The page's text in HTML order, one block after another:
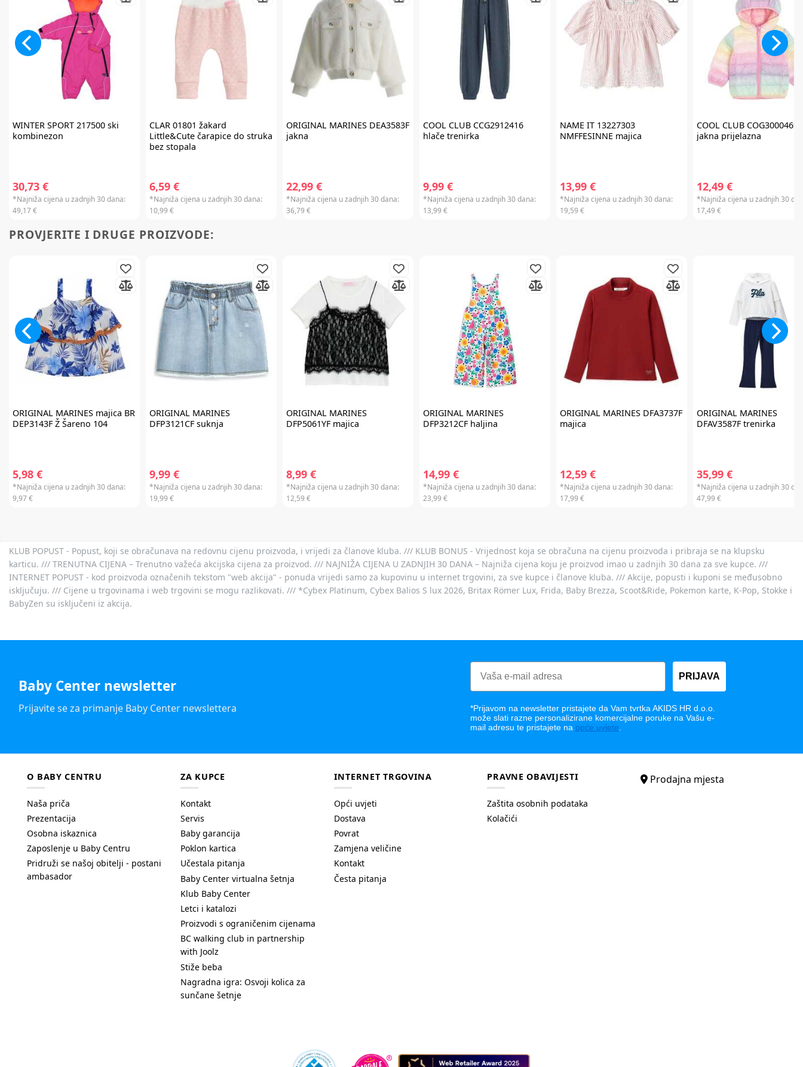
WINTER SPORT217500 ski
kombinezon
30,73 €
*Najniža cijena u zadnjih 30 dana:
49,17 €
CLAR 01801 žakard
Little&Cute čarapice do struka
bez stopala
6,59 €
*Najniža cijena u zadnjih 30 dana:
10,99 €
ORIGINAL MARINESDEA3583F
jakna
22,99 €
*Najniža cijena u zadnjih 30 dana:
36,79 €
COOL CLUBCCG2912416
hlače trenirka
9,99 €
*Najniža cijena u zadnjih 30 dana:
13,99 €
NAME IT13227303
NMFFESINNE majica
13,99 €
*Najniža cijena u zadnjih 30 dana:
19,59 €
COOL CLUB COG3000469
jakna prijelazna
12,49 €
*Najniža cijena u zadnjih 30
17,49 €
PROVJERITE I DRUGE PROIZVODE:
ORIGINAL MARINESmajica BR
DEP3143F Ž Šareno 104
5,98 €
*Najniža cijena u zadnjih 30 dana:
9,97 €
ORIGINAL MARINES
DFP3121CF suknja
9,99 €
*Najniža cijena u zadnjih 30 dana:
19,99 €
ORIGINAL MARINES
DFP5061YF majica
8,99 €
*Najniža cijena u zadnjih 30 dana:
12,59 €
ORIGINAL MARINES
DFP3212CF haljina
14,99 €
*Najniža cijena u zadnjih 30 dana:
23,99 €
ORIGINAL MARINESDFA3737F
majica
12,59 €
*Najniža cijena u zadnjih 30 dana:
17,99 €
ORIGINAL MARINES
DFAV3587F trenirka
35,99 €
*Najniža cijena u zadnjih 30
47,99 €
KLUB POPUST - Popust, koji se obračunava na redovnu cijenu proizvoda, i vrijedi za članove kluba. /// KLUB BONUS - Vrijednost koja se obračuna na cijenu proizvoda i pribraja se na klupsku
karticu. /// TRENUTNA CIJENA – Trenutno važeća akcijska cijena za proizvod. /// NAJNIŽA CIJENA U ZADNJIH 30 DANA – Najniža cijena koju je proizvod imao u zadnjih 30 dana za sve kupce. ///
INTERNET POPUST - kod proizvoda označenih tekstom "web akcija" - ponuda vrijedi samo za kupovinu u internet trgovini, za sve kupce i članove kluba. /// Akcije, popusti i kuponi se međusobno
isključuju. /// Cijene u trgovinama i web trgovini se mogu razlikovati. /// *Cybex Platinum, Cybex Balios S lux 2026, Britax Römer Lux, Frida, Baby Brezza, Scoot&Ride, Pokemon karte, K-Pop, Stokke i
BabyZen su isključeni iz akcija.
Baby Center newsletter
Prijavite se za primanje Baby Center newslettera
PRIJAVA
*Prijavom na newsletter pristajete da Vam tvrtka AKIDS HR d.o.o.
može slati razne personalizirane komercijalne poruke na Vašu e-
mail adresu te pristajete na opće uvjete.
O BABY CENTRU
Naša priča
Prezentacija
Osobna iskaznica
Zaposlenje u Baby Centru
Pridruži se našoj obitelji - postani
ambasador
ZA KUPCE
Kontakt
Servis
Baby garancija
Poklon kartica
Učestala pitanja
Baby Center virtualna šetnja
Klub Baby Center
Letci i katalozi
Proizvodi s ograničenim cijenama
BC walking club in partnership
with Joolz
Stiže beba
Nagradna igra: Osvoji kolica za
sunčane šetnje
INTERNET TRGOVINA
Opći uvjeti
Dostava
Povrat
Zamjena veličine
Kontakt
Česta pitanja
PRAVNE OBAVIJESTI
Zaštita osobnih podataka
Kolačići
Prodajna mjesta
Prijavite se na
newsletter
i iskoristite
7% popusta
PRIJAVITE SE
redovnim cijenama u internet trgovini. Promo kod za popust ne vrijedi na
proizvode Cybex Platinum, Britax Römer Lux, Frida, Stokke, Babyzen,
Baby Brezza i Scoot & Ride te kod kupnje darovnih kartica i plaćanja
usluga. Promo kod za popust nije moguće kombinirati s aktualnim
akcijama i klupskim pogodnostima. Popusti se ne zbrajaju.Promo kod za
popust vrijedi 30 dana.